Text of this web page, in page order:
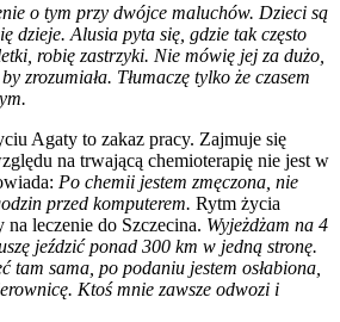
o tym przy dwójce maluchów. Dzieci są
dzieje. Alusia pyta się, gdzie tak często
robię zastrzyki. Nie mówię jej za dużo,
zrozumiała. Tłumaczę tylko że czasem
Agaty to zakaz pracy. Zajmuje się
na trwającą chemioterapię nie jest w
Po chemii jestem zmęczona, nie
przed komputerem. Rytm życia
leczenie do Szczecina. Wyjeżdżam na 4
jeździć ponad 300 km w jedną stronę.
tam sama, po podaniu jestem osłabiona,
Ktoś mnie zawsze odwozi i